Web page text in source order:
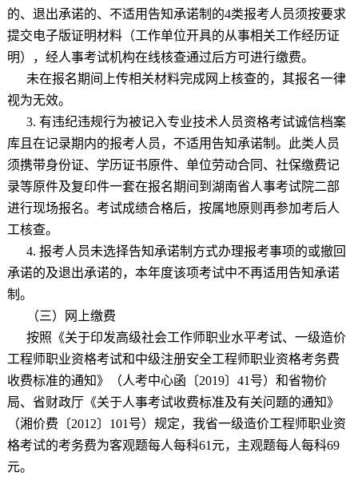
的、退出承诺的、不适用告知承诺制的4类报考人员须按要求
提交电子版证明材料（工作单位开具的从事相关工作经历证
明），经人事考试机构在线核查通过后方可进行缴费。
未在报名期间上传相关材料完成网上核查的，其报名一律
视为无效。
3. 有违纪违规行为被记入专业技术人员资格考试诚信档案
库且在记录期内的报考人员，不适用告知承诺制。此类人员
须携带身份证、学历证书原件、单位劳动合同、社保缴费记
录等原件及复印件一套在报名期间到湖南省人事考试院二部
进行现场报名。考试成绩合格后，按属地原则再参加考后人
工核查。
4. 报考人员未选择告知承诺制方式办理报考事项的或撤回
承诺的及退出承诺的，本年度该项考试中不再适用告知承诺
制。
（三）网上缴费
按照《关于印发高级社会工作师职业水平考试、一级造价
工程师职业资格考试和中级注册安全工程师职业资格考务费
收费标准的通知》（人考中心函〔2019〕 41 号）和省物价
局、省财政厅《关于人事考试收费标准及有关问题的通知》
（湘价费〔2012〕 101 号）规定，我省一级造价工程师职业资
格考试的考务费为客观题每人每科61 元，主观题每人每科69
元。